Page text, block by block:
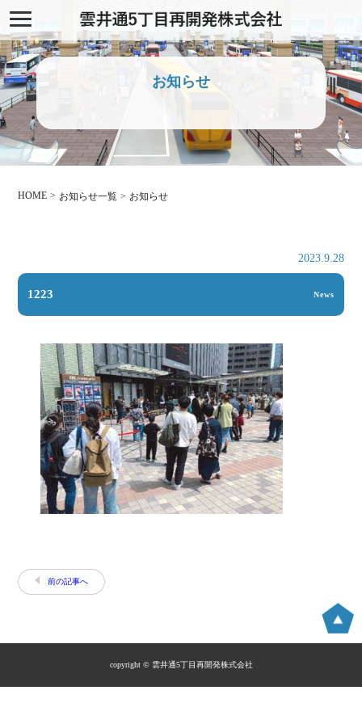
お知らせ
HOME お知らせ一覧 お知らせ
2023.9.28
1223
前の記事へ
copyright © 雲井通5丁目再開発株式会社